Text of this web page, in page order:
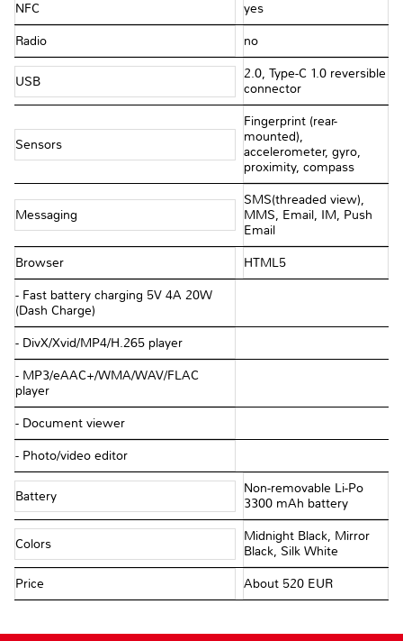
NFC yes
Radio no
USB
2.0, Type-C 1.0 reversible
connector
Sensors
Fingerprint (rear-
mounted),
accelerometer, gyro,
proximity, compass
Messaging
SMS(threaded view),
MMS, Email, IM, Push
Email
Browser HTML5
- Fast battery charging 5V 4A 20W
(Dash Charge)
- DivX/Xvid/MP4/H.265 player
- MP3/eAAC+/WMA/WAV/FLAC
player
- Document viewer
- Photo/video editor
Battery
Non-removable Li-Po
3300 mAh battery
Colors
Midnight Black, Mirror
Black, Silk White
Price About 520 EUR